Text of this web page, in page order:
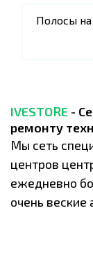
Полосы
IVESTORE -
ремонту
Мы сеть
центров
ежедневно
очень веские